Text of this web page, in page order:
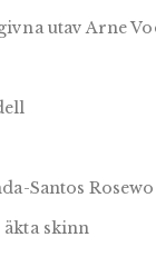
utav Arne
Santos
skinn